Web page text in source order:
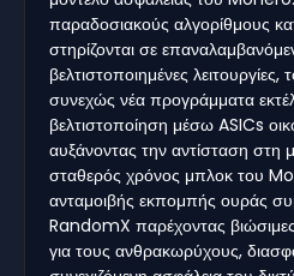
παραδοσιακούς αλγορίθμους
στηρίζονται σε
βελτιστοποιημένες
συνεχώς νέα προγράμματα
βελτιστοποίηση μέσω ASICs
αυξάνοντας την αντίσταση στη
σταθερός χρόνος μπλοκ του
ανταμοιβής εκπομπής ουράς
RandomX παρέχοντας
για τους ανθρακωρύχους,